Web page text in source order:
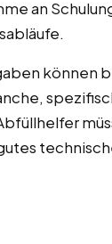
an
können